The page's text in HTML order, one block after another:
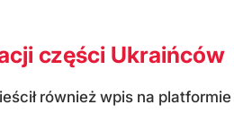
części Ukraińców
również wpis na platformie